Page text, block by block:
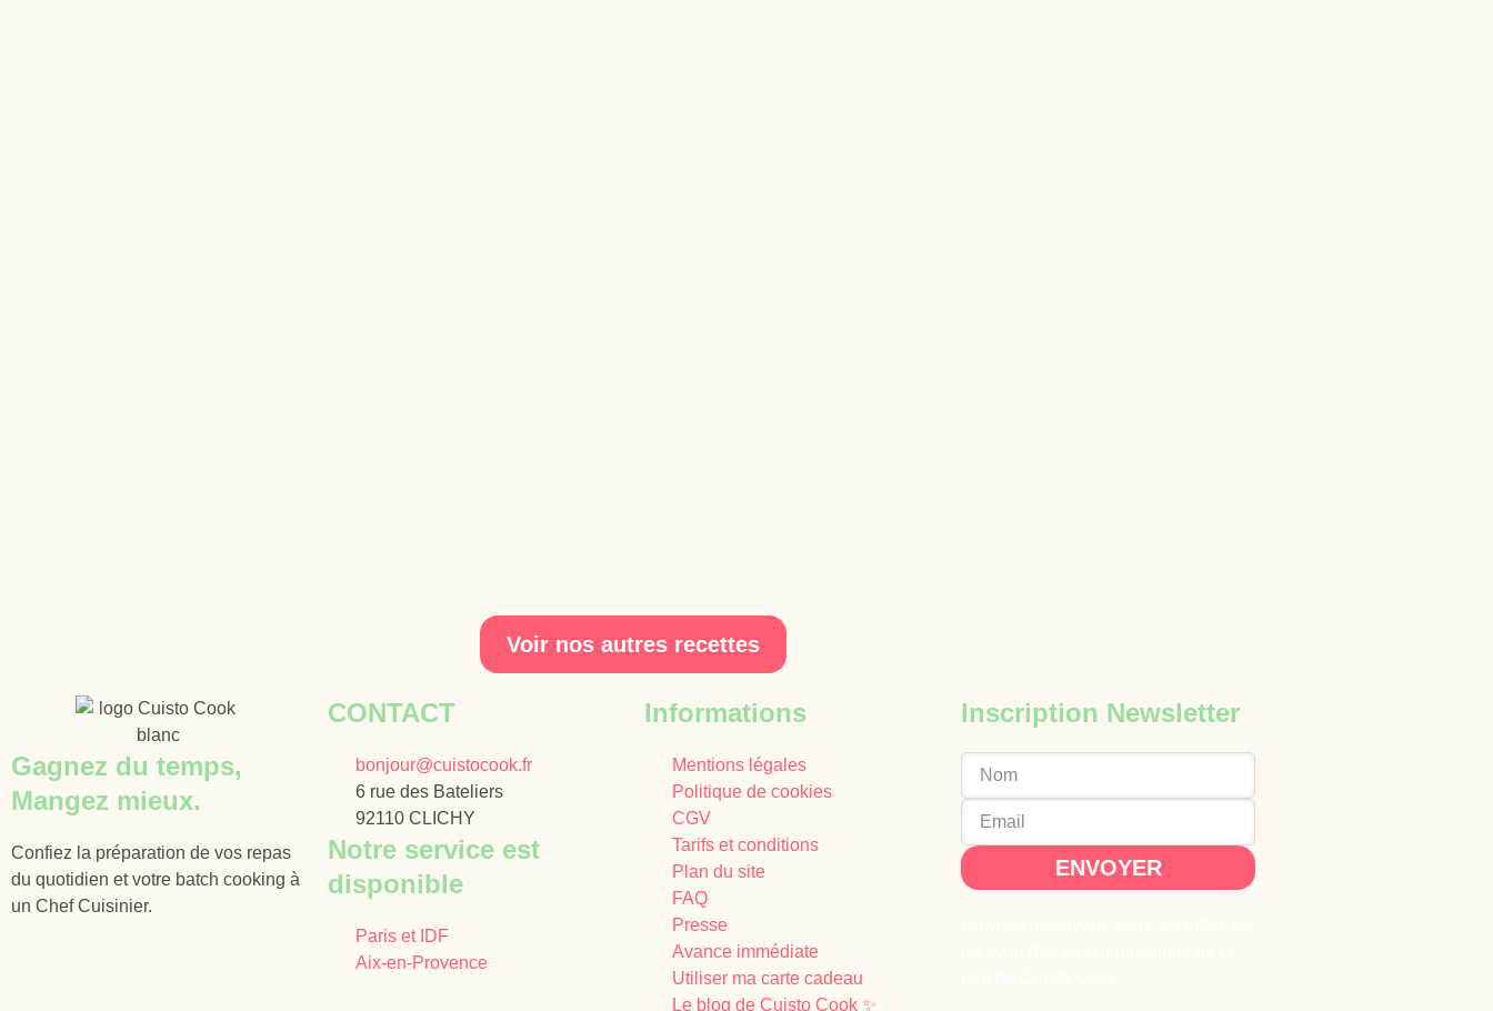
Voir nos autres recettes
Gagnez du temps,
Mangez mieux.
Confiez la préparation de vos repas
du quotidien et votre batch cooking à
un Chef Cuisinier.
CONTACT
bonjour@cuistocook.fr
6 rue des Bateliers
92110 CLICHY
Notre service est
disponible
Paris et IDF
Aix-en-Provence
Informations
Mentions légales
Politique de cookies
CGV
Tarifs et conditions
Plan du site
FAQ
Presse
Avance immédiate
Utiliser ma carte cadeau
Le blog de Cuisto Cook ✨
Inscription Newsletter
ENVOYER